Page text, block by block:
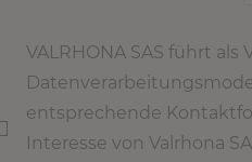
VALRHONA SAS führt
entsprechende
Interesse von Valrhona